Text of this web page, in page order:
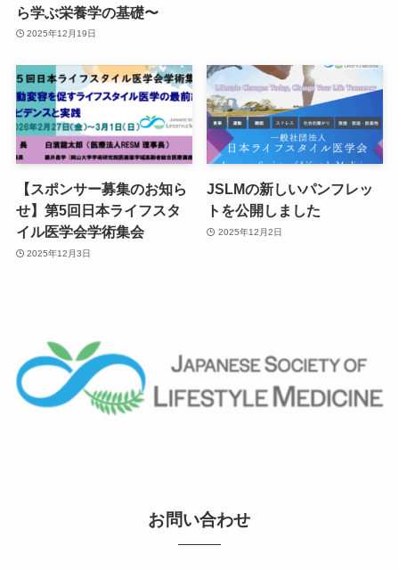
ら学ぶ栄養学の基礎〜
2025年12月19日
【スポンサー募集のお知ら
せ】第5回日本ライフスタ
イル医学会学術集会
2025年12月3日
JSLMの新しいパンフレッ
トを公開しました
2025年12月2日
お問い合わせ